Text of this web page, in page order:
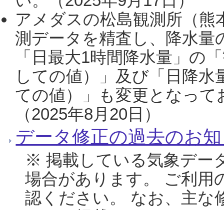
アメダスの松島観測所（熊
測データを精査し、降水
「日最大1時間降水量」の
しての値）」及び「日降
ての値）」も変更となっ
（2025年8月20日）
データ修正の過去のお
※ 掲載している気象デー
場合があります。 ご利用
認ください。 なお、主な